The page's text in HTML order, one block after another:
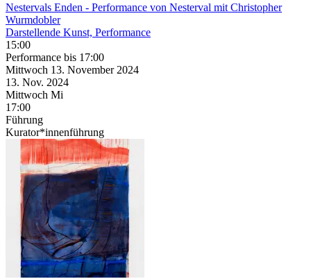
Nestervals Enden - Performance von Nesterval mit Christopher
Wurmdobler
Darstellende Kunst, Performance
15:00
Performance bis 17:00
Mittwoch 13. November 2024
13. Nov. 2024
Mittwoch Mi
17:00
Führung
Kurator*innenführung